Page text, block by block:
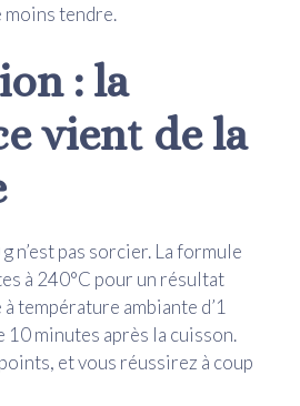
moins tendre.
: la
vient de la
n’est pas sorcier. La formule
à 240°C pour un résultat
température ambiante d’1
10 minutes après la cuisson.
et vous réussirez à coup